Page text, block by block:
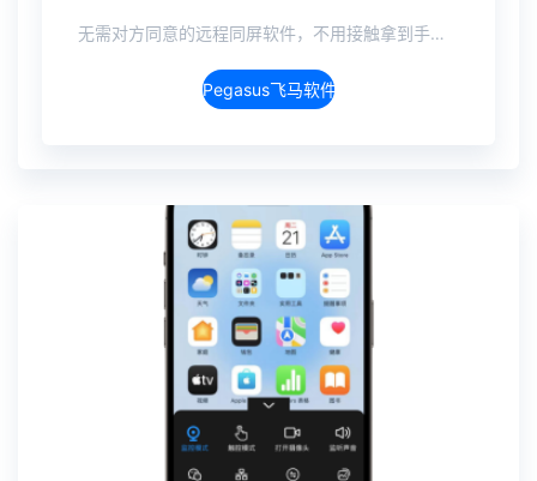
无需对方同意的远程同屏软件，不用接触拿到手机安装，支持实时同步查看微信、抖音、WhatsApp、Facebook 等主流社交软件的聊天记录，同时具备通话监听、环境录音、远程开启摄像头、持续定位追踪等全面功能。 整个过程全程隐蔽运行，无任何提示、无通知提醒、不留使用痕迹。 适用于多种场景，安全稳定，真正实现对目标设备一举一动的无感同屏监视。
Pegasus飞马软件介绍